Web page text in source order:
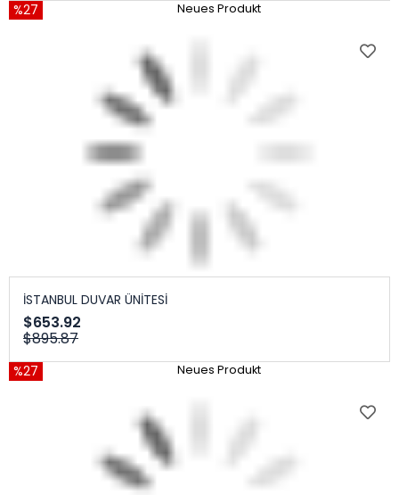
%27 Neues Produkt
İSTANBUL DUVAR ÜNİTESİ
$653.92
$895.87
%27 Neues Produkt